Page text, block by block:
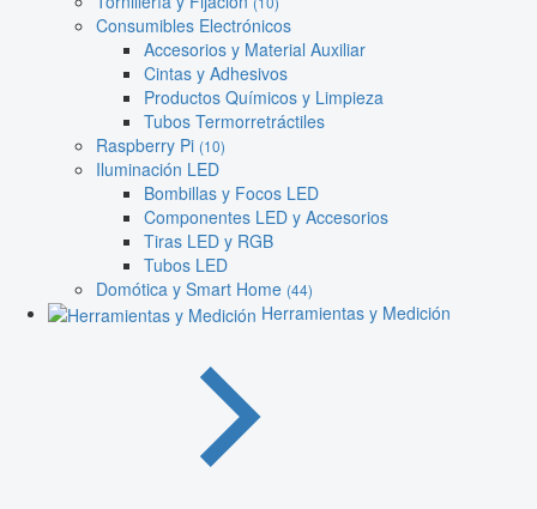
Consumibles Electrónicos
Accesorios y Material Auxiliar
Cintas y Adhesivos
Productos Químicos y Limpieza
Tubos Termorretráctiles
Raspberry Pi (10)
Iluminación LED
Bombillas y Focos LED
Componentes LED y Accesorios
Tiras LED y RGB
Tubos LED
Domótica y Smart Home (44)
Herramientas y Medición